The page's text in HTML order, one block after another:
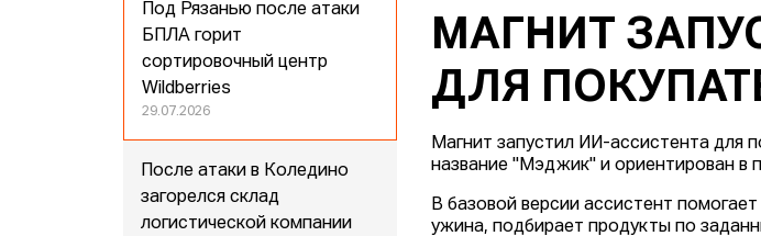
МАГНИТ
ДЛЯ
Магнит запустил ИИ-ассистента для
название "Мэджик" и ориентирован в
В базовой версии ассистент
ужина, подбирает продукты по
Под Рязанью после атаки
БПЛА горит
сортировочный центр
Wildberries
29.07.2026
После атаки в Коледино
загорелся склад
логистической компании